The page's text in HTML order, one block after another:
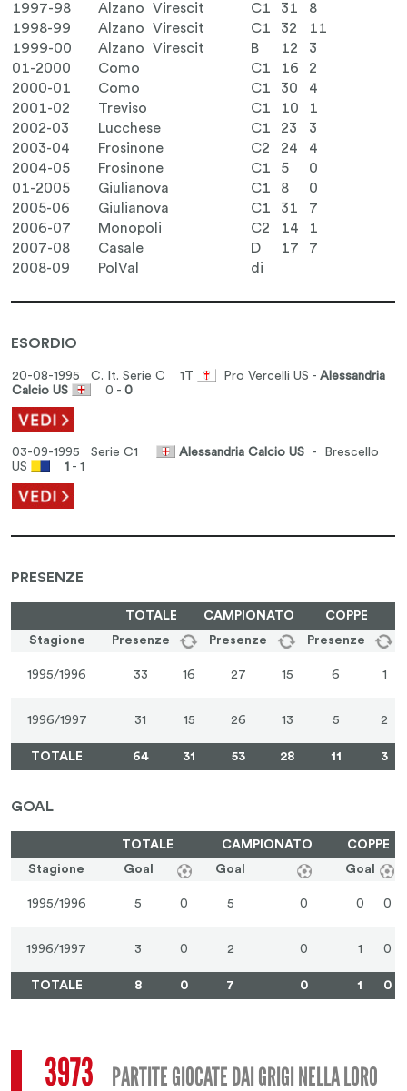
1997-98
Alzano Virescit C1 31
8
1998-99
Alzano Virescit C1 32
11
1999-00
Alzano Virescit B 12
3
01-2000
Como C1 16
2
2000-01
Como C1 30
4
2001-02
Treviso C1 10
1
2002-03
Lucchese C1 23
3
2003-04
Frosinone C2 24
4
2004-05
Frosinone C1 5
0
01-2005
Giulianova C1 8
0
2005-06
Giulianova C1 31
7
2006-07
Monopoli C2 14
1
2007-08
Casale D 17
7
2008-09
PolVal di
ESORDIO
20-08-1995 C. It. Serie C 1T Pro Vercelli US -Alessandria
Calcio US
0 -0
03-09-1995 Serie C1 Alessandria Calcio US - Brescello
US
1 - 1
PRESENZE
TOTALE CAMPIONATO
COPPE
Stagione
Presenze Presenze Presenze
1995/1996 33 16 27 15 6 1
1996/1997 31 15 26 13 5 2
TOTALE 64 31 53 28 11 3
GOAL
TOTALE CAMPIONATO
COPPE
Stagione
Goal Goal Goal
1995/1996 5 0 5 0 0 0
1996/1997 3 0 2 0 1 0
TOTALE 8 0 7 0 1 0
3973 PARTITE GIOCATE DAI GRIGI NELLA LORO